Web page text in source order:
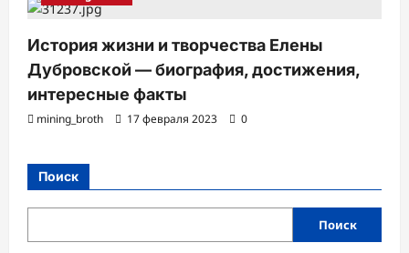
История жизни и творчества Елены
Дубровской — биография, достижения,
интересные факты
mining_broth 17 февраля 2023 0
Поиск
Поиск